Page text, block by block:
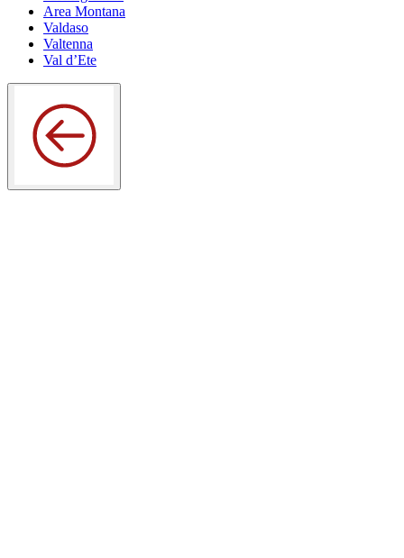
Area Montana
Valdaso
Valtenna
Val d’Ete